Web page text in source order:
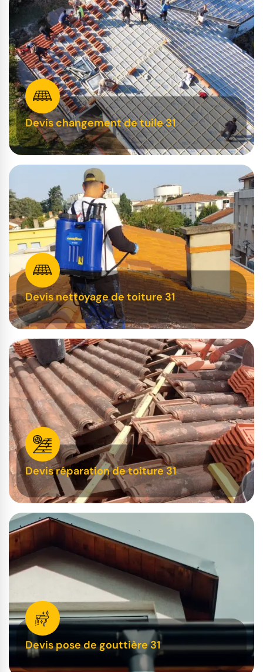
Devis changement de tuile 31
Devis nettoyage de toiture 31
Devis réparation de toiture 31
Devis pose de gouttière 31